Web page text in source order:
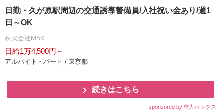
日勤・久が原駅周辺の交通誘導警備員/入社祝い金あり/週1
日～OK
株式会社MSK
日給1万4,500円～
アルバイト・パート / 東京都
続きはこちら
sponsored by 求人ボックス